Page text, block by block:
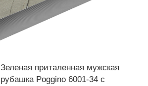
Зеленая приталенная мужская
рубашка Poggino 6001-34 с